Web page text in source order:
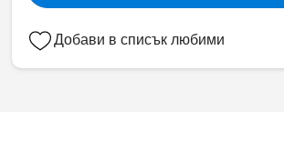
Добави в списък любими